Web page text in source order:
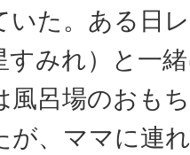
いた。ある日
すみれ）と一
風呂場のおも
が、ママに連